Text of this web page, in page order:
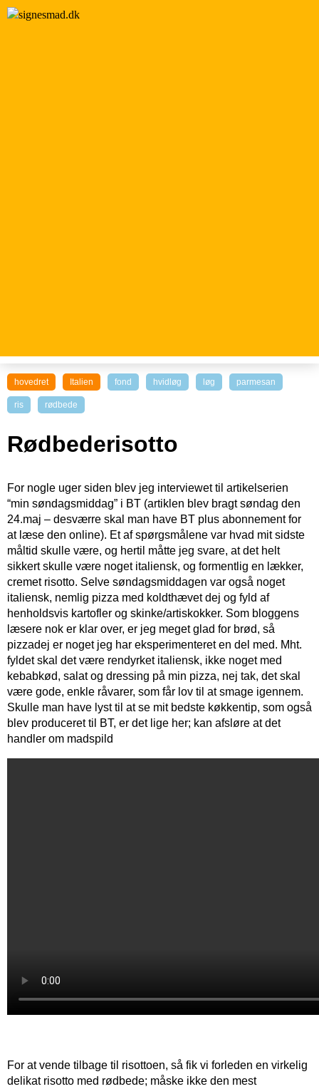
hovedret Italien fond hvidløg løg parmesan
ris rødbede
Rødbederisotto
For nogle uger siden blev jeg interviewet til artikelserien
“min søndagsmiddag” i BT (artiklen blev bragt søndag den
24.maj – desværre skal man have BT plus abonnement for
at læse den online). Et af spørgsmålene var hvad mit sidste
måltid skulle være, og hertil måtte jeg svare, at det helt
sikkert skulle være noget italiensk, og formentlig en lækker,
cremet risotto. Selve søndagsmiddagen var også noget
italiensk, nemlig pizza med koldthævet dej og fyld af
henholdsvis kartofler og skinke/artiskokker. Som bloggens
læsere nok er klar over, er jeg meget glad for brød, så
pizzadej er noget jeg har eksperimenteret en del med. Mht.
fyldet skal det være rendyrket italiensk, ikke noget med
kebabkød, salat og dressing på min pizza, nej tak, det skal
være gode, enkle råvarer, som får lov til at smage igennem.
Skulle man have lyst til at se mit bedste køkkentip, som også
blev produceret til BT, er det lige her; kan afsløre at det
handler om madspild
For at vende tilbage til risottoen, så fik vi forleden en virkelig
delikat risotto med rødbede; måske ikke den mest